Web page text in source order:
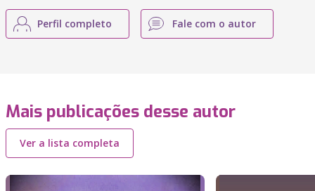
Perfil completo Fale com o autor
Mais publicações desse autor
Ver a lista completa